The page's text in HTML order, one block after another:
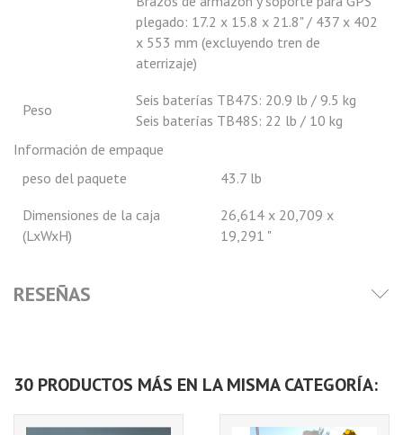
plegado: 17.2 x 15.8 x 21.8" / 437 x 402
x 553 mm (excluyendo tren de
aterrizaje)
Peso
Seis baterías TB47S: 20.9 lb / 9.5 kg
Seis baterías TB48S: 22 lb / 10 kg
Información de empaque
peso del paquete
43.7 lb
Dimensiones de la caja
(LxWxH)
26,614 x 20,709 x
19,291 "
RESEÑAS
30 PRODUCTOS MÁS EN LA MISMA CATEGORÍA: